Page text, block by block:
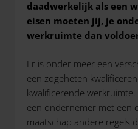
daadwerkelijk als een
eisen moeten jij, je
werkruimte dan
Er is onder meer een
een zogeheten
kwalificerende
een ondernemer met een
maatschap andere regels